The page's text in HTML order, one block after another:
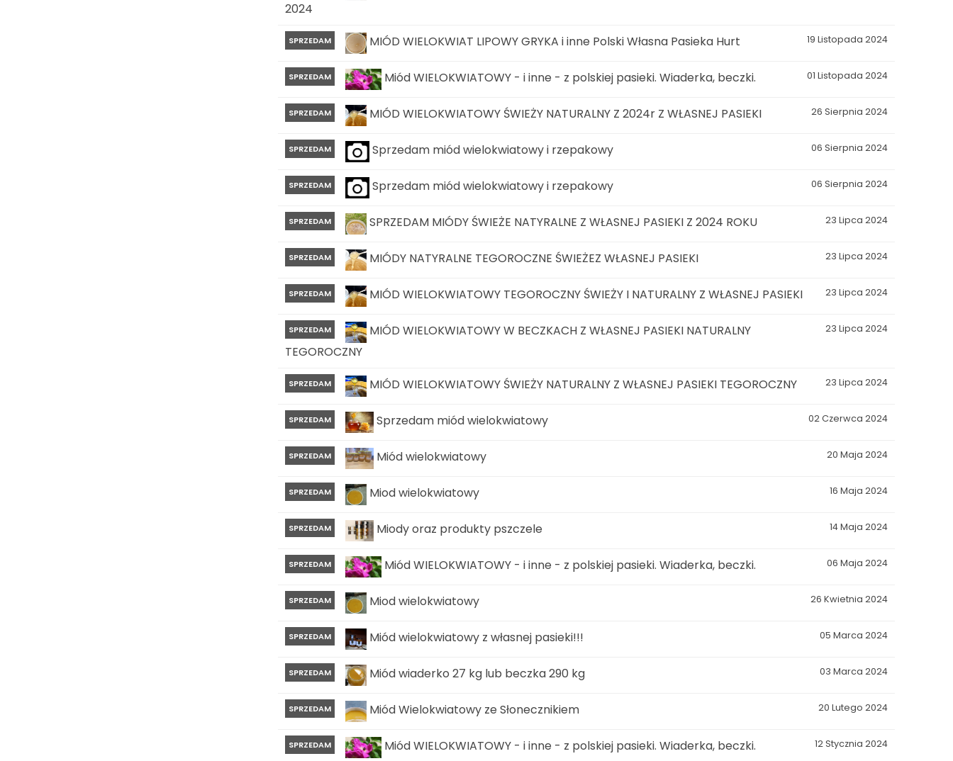
2024
19 Listopada 2024
SPRZEDAM MIÓD WIELOKWIAT LIPOWY GRYKA i inne Polski Własna Pasieka Hurt
01 Listopada 2024
SPRZEDAM Miód WIELOKWIATOWY - i inne - z polskiej pasieki. Wiaderka, beczki.
26 Sierpnia 2024
SPRZEDAM MIÓD WIELOKWIATOWY ŚWIEŻY NATURALNY Z 2024r Z WŁASNEJ PASIEKI
06 Sierpnia 2024
SPRZEDAM Sprzedam miód wielokwiatowy i rzepakowy
06 Sierpnia 2024
SPRZEDAM Sprzedam miód wielokwiatowy i rzepakowy
23 Lipca 2024
SPRZEDAM SPRZEDAM MIÓDY ŚWIEŻE NATYRALNE Z WŁASNEJ PASIEKI Z 2024 ROKU
23 Lipca 2024
SPRZEDAM MIÓDY NATYRALNE TEGOROCZNE ŚWIEŻEZ WŁASNEJ PASIEKI
23 Lipca 2024
SPRZEDAM MIÓD WIELOKWIATOWY TEGOROCZNY ŚWIEŻY I NATURALNY Z WŁASNEJ PASIEKI
23 Lipca 2024
SPRZEDAM
MIÓD WIELOKWIATOWY W BECZKACH Z WŁASNEJ PASIEKI NATURALNY
TEGOROCZNY
23 Lipca 2024
SPRZEDAM MIÓD WIELOKWIATOWY ŚWIEŻY NATURALNY Z WŁASNEJ PASIEKI TEGOROCZNY
02 Czerwca 2024
SPRZEDAM Sprzedam miód wielokwiatowy
20 Maja 2024
SPRZEDAM Miód wielokwiatowy
16 Maja 2024
SPRZEDAM Miod wielokwiatowy
14 Maja 2024
SPRZEDAM Miody oraz produkty pszczele
06 Maja 2024
SPRZEDAM Miód WIELOKWIATOWY - i inne - z polskiej pasieki. Wiaderka, beczki.
26 Kwietnia 2024
SPRZEDAM Miod wielokwiatowy
05 Marca 2024
SPRZEDAM Miód wielokwiatowy z własnej pasieki!!!
03 Marca 2024
SPRZEDAM Miód wiaderko 27 kg lub beczka 290 kg
20 Lutego 2024
SPRZEDAM Miód Wielokwiatowy ze Słonecznikiem
12 Stycznia 2024
SPRZEDAM Miód WIELOKWIATOWY - i inne - z polskiej pasieki. Wiaderka, beczki.